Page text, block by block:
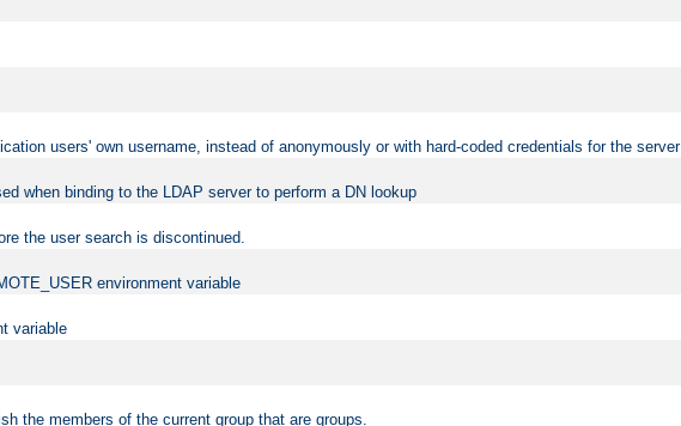
users' own username, instead of anonymously or with hard-coded credentials for the server
when binding to the LDAP server to perform a DN lookup
the user search is discontinued.
environment variable
variable
the members of the current group that are groups.